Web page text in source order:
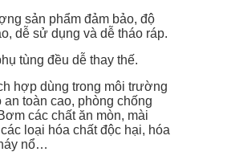
sản phẩm đảm bảo, độ
dễ sử dụng và dễ tháo ráp.
tùng đều dễ thay thế.
hợp dùng trong môi trường
an toàn cao, phòng chống
các chất ăn mòn, mài
loại hóa chất độc hại, hóa
nổ…